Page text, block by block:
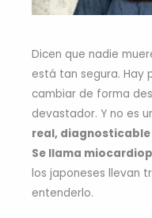
Dicen que nadie
está tan segura. Hay
cambiar de forma
devastador. Y no es
real,
Se llama
los japoneses llevan
entenderlo.